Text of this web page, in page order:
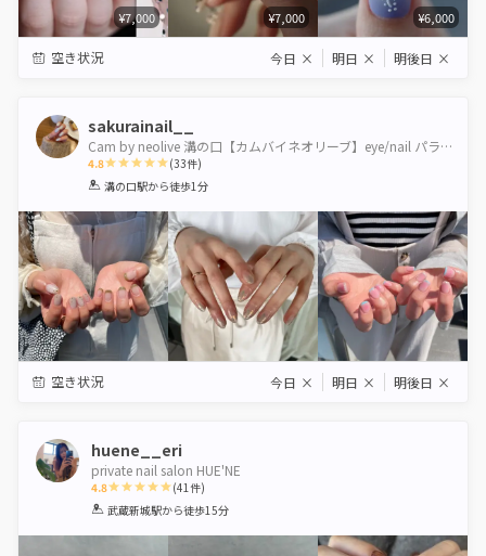
¥7,000 ¥7,000 ¥6,000
空き状況 今日 × 明日 × 明後日 ×
sakurainail__
Cam by neolive 溝の口【カムバイネオリーブ】eye/nail パラジェル認定サロン
4.8
1 2 3 4 5
(33件)
溝の口駅から徒歩1分
空き状況 今日 × 明日 × 明後日 ×
huene__eri
private nail salon HUE'NE
4.8
1 2 3 4 5
(41件)
武蔵新城駅から徒歩15分